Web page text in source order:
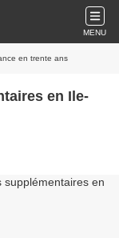
MENU
en trente ans
en Ile-